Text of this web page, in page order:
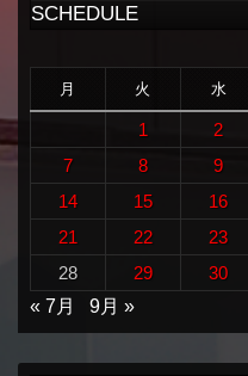
SCHEDULE
月 火 水
1 2
7
8 9
14
15 16
21
22 23
28
29 30
« 7月
9月 »